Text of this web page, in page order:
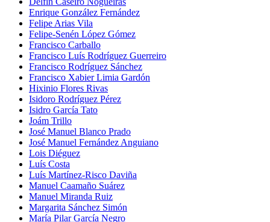
Enrique González Fernández
Felipe Arias Vila
Felipe-Senén López Gómez
Francisco Carballo
Francisco Luís Rodríguez Guerreiro
Francisco Rodríguez Sánchez
Francisco Xabier Limia Gardón
Hixinio Flores Rivas
Isidoro Rodríguez Pérez
Isidro García Tato
Joám Trillo
José Manuel Blanco Prado
José Manuel Fernández Anguiano
Lois Diéguez
Luís Costa
Luís Martínez-Risco Daviña
Manuel Caamaño Suárez
Manuel Miranda Ruiz
Margarita Sánchez Simón
María Pilar García Negro